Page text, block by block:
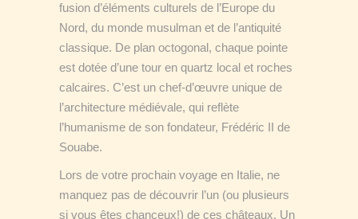
fusion d’éléments culturels de l’Europe du
Nord, du monde musulman et de l’antiquité
classique. De plan octogonal, chaque pointe
est dotée d’une tour en quartz local et roches
calcaires. C’est un chef-d’œuvre unique de
l’architecture médiévale, qui reflète
l’humanisme de son fondateur, Frédéric II de
Souabe.
Lors de votre prochain voyage en Italie, ne
manquez pas de découvrir l’un (ou plusieurs
si vous êtes chanceux!) de ces châteaux. Un